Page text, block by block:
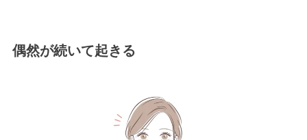
偶然が続いて起きる